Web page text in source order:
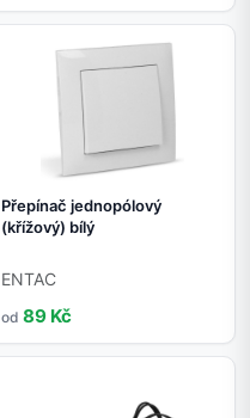
Přepínač jednopólový
(křížový) bílý
ENTAC
od 89 Kč